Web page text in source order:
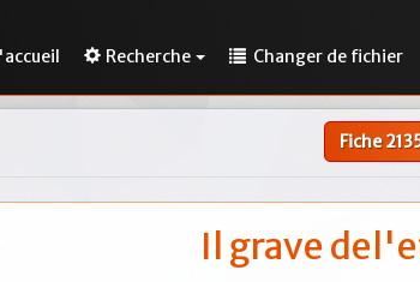
Recherche Changer de fichier
Fiche
Il grave